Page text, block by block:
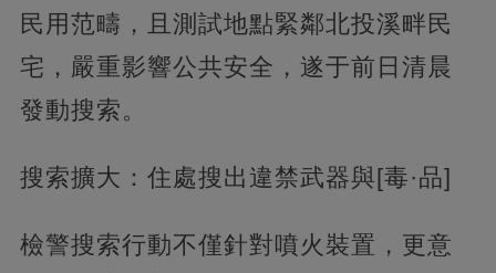
民用范疇，且測試地點緊鄰北投溪畔民
宅，嚴重影響公共安全，遂于前日清晨
發動搜索。
搜索擴大：住處搜出違禁武器與[毒·品]
檢警搜索行動不僅針對噴火裝置，更意